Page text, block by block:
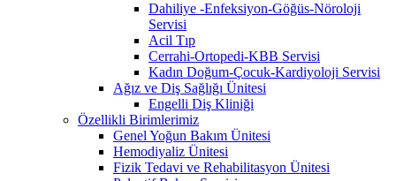
Dahiliye -Enfeksiyon-Göğüs-Nöroloji
Servisi
Acil Tıp
Cerrahi-Ortopedi-KBB Servisi
Kadın Doğum-Çocuk-Kardiyoloji Servisi
Ağız ve Diş Sağlığı Ünitesi
Engelli Diş Kliniği
Özellikli Birimlerimiz
Genel Yoğun Bakım Ünitesi
Hemodiyaliz Ünitesi
Fizik Tedavi ve Rehabilitasyon Ünitesi